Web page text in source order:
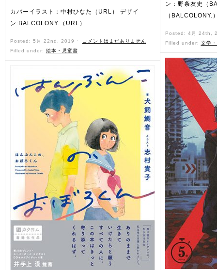
カバーイラスト：中村ひなた（URL） デザイ
ン:BALCOLONY.（URL）
Posted: 5月 22nd, 2019 ˑ
コメントはまだありません
Filled under: 絵本・児童書
ン：野条友史（
（BALCOLONY.
Posted: 4月 24th,
Filled under: 文学